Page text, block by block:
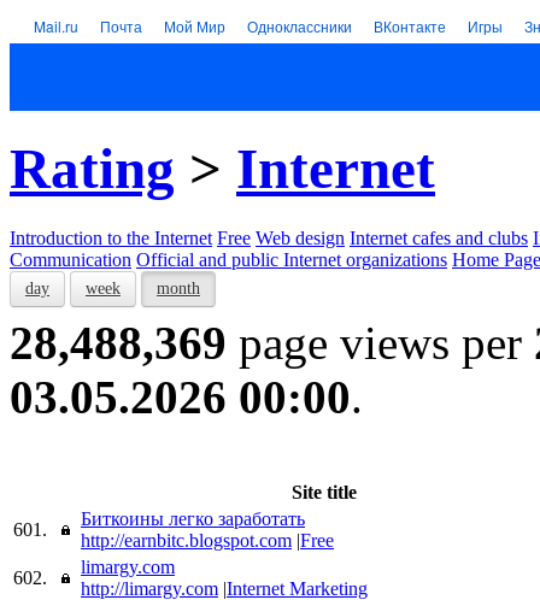
Mail.ru Почта Мой Мир Одноклассники ВКонтакте Игры
Rating > Internet
Introduction to the Internet Free Web design Internet cafes and clubs
Communication Official and public Internet organizations Home
day week month
28,488,369 page views per
03.05.2026 00:00.
Site title
601.
Биткоины легко заработать
http://earnbitc.blogspot.com |Free
602.
limargy.com
http://limargy.com |Internet Marketing